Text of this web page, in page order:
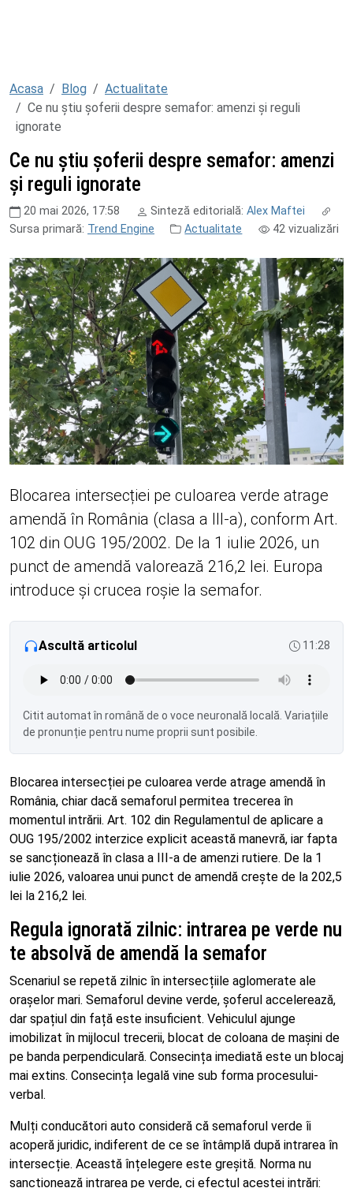
Acasa Blog
Actualitate
Ce nu știu șoferii despre semafor: amenzi și reguli
ignorate
Ce nu știu șoferii despre semafor: amenzi
și reguli ignorate
20 mai 2026, 17:58 Sinteză editorială: Alex Maftei
Sursa primară: Trend Engine Actualitate 42vizualizări
Blocarea intersecției pe culoarea verde atrage
amendă în România (clasa a III-a), conform Art.
102 din OUG 195/2002. De la 1 iulie 2026, un
punct de amendă valorează 216,2 lei. Europa
introduce și crucea roșie la semafor.
Ascultă articolul 11:28
Citit automat în română de o voce neuronală locală. Variațiile
de pronunție pentru nume proprii sunt posibile.
Blocarea intersecției pe culoarea verde atrage amendă în
România, chiar dacă semaforul permitea trecerea în
momentul intrării. Art. 102 din Regulamentul de aplicare a
OUG 195/2002 interzice explicit această manevră, iar fapta
se sancționează în clasa a III-a de amenzi rutiere. De la 1
iulie 2026, valoarea unui punct de amendă crește de la 202,5
lei la 216,2 lei.
Regula ignorată zilnic: intrarea pe verde nu
te absolvă de amendă la semafor
Scenariul se repetă zilnic în intersecțiile aglomerate ale
orașelor mari. Semaforul devine verde, șoferul accelerează,
dar spațiul din față este insuficient. Vehiculul ajunge
imobilizat în mijlocul trecerii, blocat de coloana de mașini de
pe banda perpendiculară. Consecința imediată este un blocaj
mai extins. Consecința legală vine sub forma procesului-
verbal.
Mulți conducători auto consideră că semaforul verde îi
acoperă juridic, indiferent de ce se întâmplă după intrarea în
intersecție. Această înțelegere este greșită. Norma nu
sancționează intrarea pe verde, ci efectul acestei intrări: